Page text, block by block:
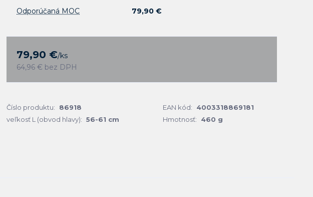
Odporúčaná MOC
79,90 €
79,90 €/ks
64,96 € bez DPH
Číslo produktu: 86918 EAN kód:
4003318869181
veľkosť L (obvod hlavy): 56-61 cm Hmotnosť: 460 g